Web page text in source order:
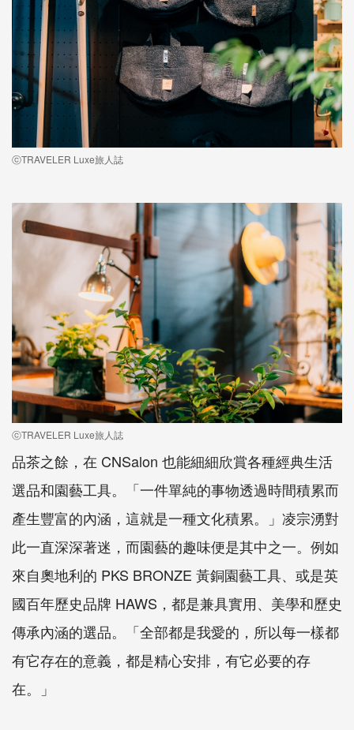
ⓒTRAVELER Luxe旅人誌
ⓒTRAVELER Luxe旅人誌
品茶之餘，在 CNSalon 也能細細欣賞各種經典生活
選品和園藝工具。「一件單純的事物透過時間積累而
產生豐富的內涵，這就是一種文化積累。」凌宗湧對
此一直深深著迷，而園藝的趣味便是其中之一。例如
來自奧地利的 PKS BRONZE 黃銅園藝工具、或是英
國百年歷史品牌 HAWS，都是兼具實用、美學和歷史
傳承內涵的選品。「全部都是我愛的，所以每一樣都
有它存在的意義，都是精心安排，有它必要的存
在。」